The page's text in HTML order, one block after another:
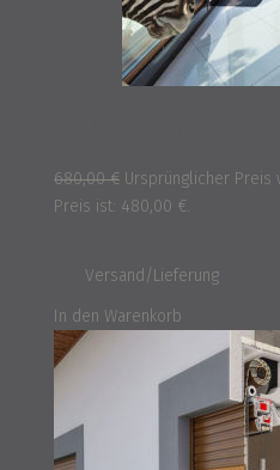
680,00€ Ursprünglicher Preis
Preis ist: 480,00 €.
Versand/Lieferung
In den Warenkorb